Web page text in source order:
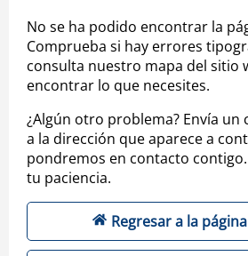
No se ha podido encontrar la
Comprueba si hay errores
consulta nuestro mapa del sitio
encontrar lo que necesites.
¿Algún otro problema? Envía
a la dirección que aparece a
pondremos en contacto
tu paciencia.
Regresar a la